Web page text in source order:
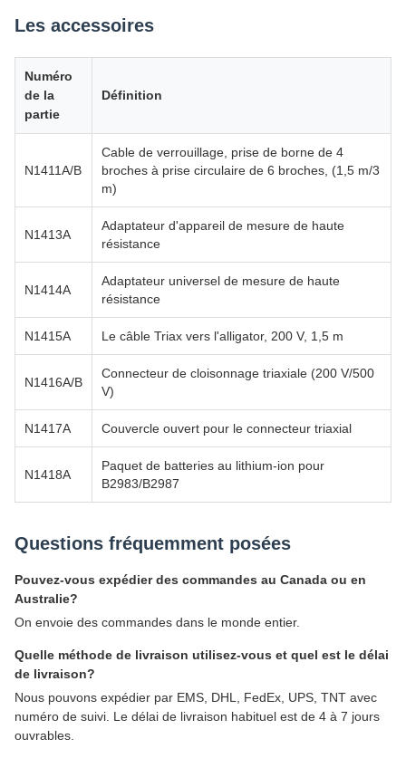
Les accessoires
Numéro
de la
partie
Définition
N1411A/B
Cable de verrouillage, prise de borne de 4
broches à prise circulaire de 6 broches, (1,5 m/3
m)
N1413A
Adaptateur d'appareil de mesure de haute
résistance
N1414A
Adaptateur universel de mesure de haute
résistance
N1415A Le câble Triax vers l'alligator, 200 V, 1,5 m
N1416A/B
Connecteur de cloisonnage triaxiale (200 V/500
V)
N1417A Couvercle ouvert pour le connecteur triaxial
N1418A
Paquet de batteries au lithium-ion pour
B2983/B2987
Questions fréquemment posées
Pouvez-vous expédier des commandes au Canada ou en
Australie?
On envoie des commandes dans le monde entier.
Quelle méthode de livraison utilisez-vous et quel est le délai
de livraison?
Nous pouvons expédier par EMS, DHL, FedEx, UPS, TNT avec
numéro de suivi. Le délai de livraison habituel est de 4 à 7 jours
ouvrables.